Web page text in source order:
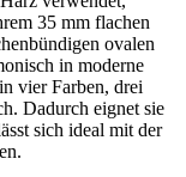
35 mm flachen
ovalen
in moderne
vier Farben, drei
Dadurch eignet sie
sich ideal mit der